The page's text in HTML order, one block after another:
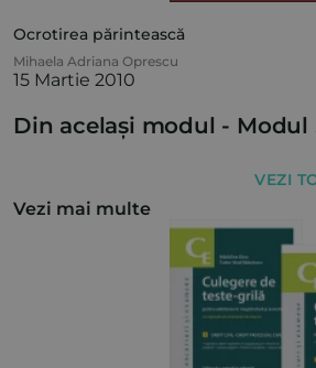
Ocrotirea părintească
Mihaela Adriana Oprescu
15 Martie 2010
Din același modul - Modul
VEZI
Vezi mai multe